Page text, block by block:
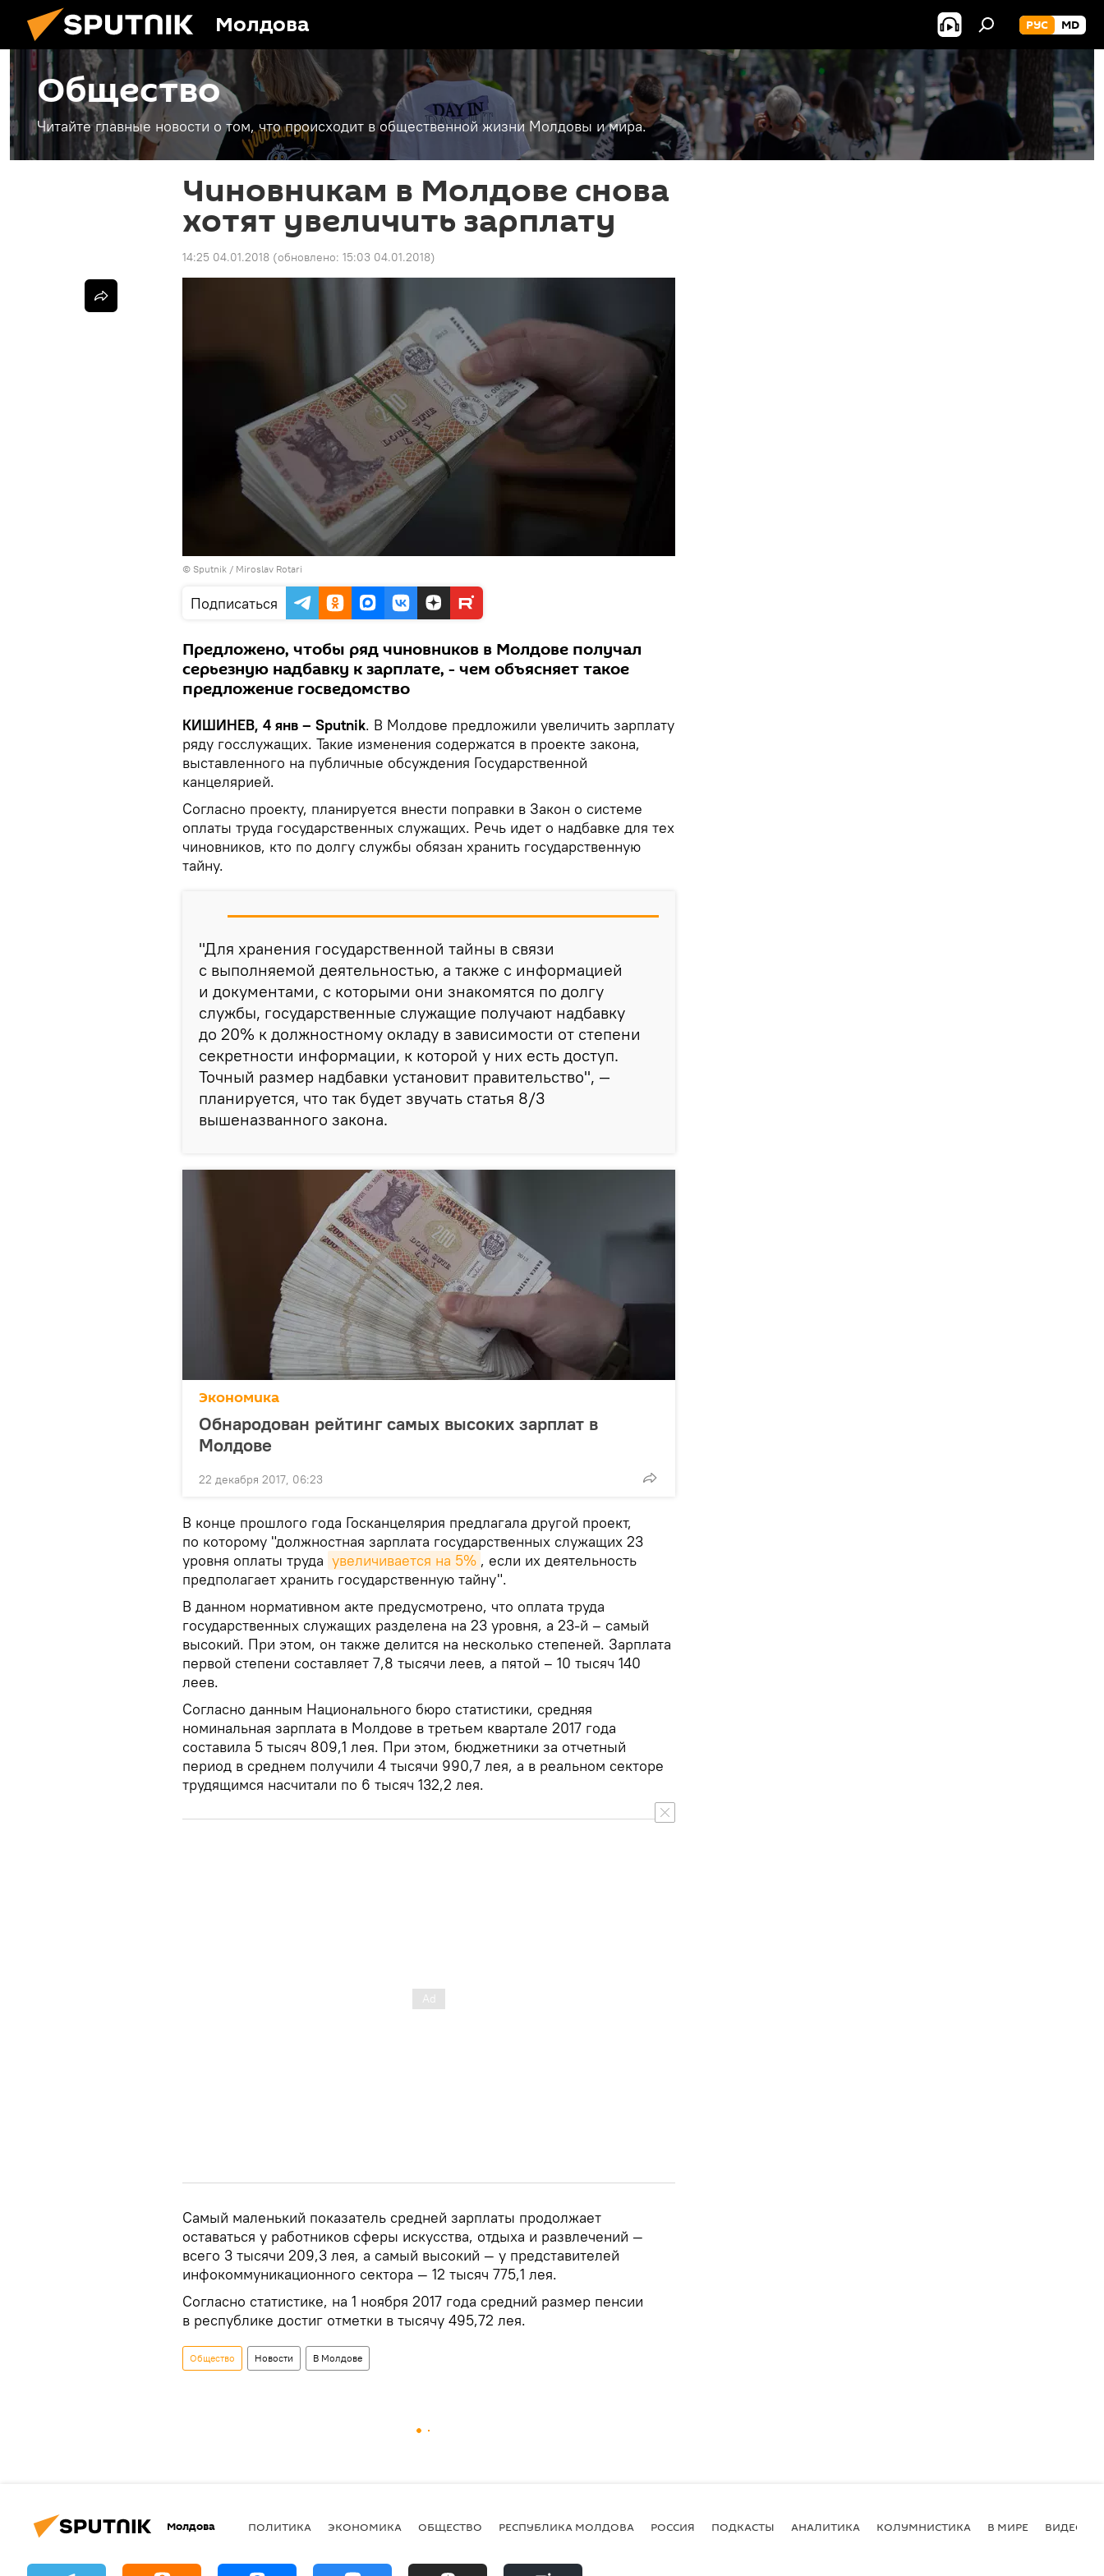
Молдова РУС MD
Общество
Читайте главные новости о том, что происходит в общественной жизни Молдовы и мира.
Чиновникам в Молдове снова
хотят увеличить зарплату
14:25 04.01.2018 (обновлено: 15:03 04.01.2018)
© Sputnik / Miroslav Rotari
Подписаться
Предложено, чтобы ряд чиновников в Молдове получал
серьезную надбавку к зарплате, - чем объясняет такое
предложение госведомство
КИШИНЕВ, 4 янв – Sputnik. В Молдове предложили увеличить зарплату
ряду госслужащих. Такие изменения содержатся в проекте закона,
выставленного на публичные обсуждения Государственной
канцелярией.
Согласно проекту, планируется внести поправки в Закон о системе
оплаты труда государственных служащих. Речь идет о надбавке для тех
чиновников, кто по долгу службы обязан хранить государственную
тайну.
"Для хранения государственной тайны в связи
с выполняемой деятельностью, а также с информацией
и документами, с которыми они знакомятся по долгу
службы, государственные служащие получают надбавку
до 20% к должностному окладу в зависимости от степени
секретности информации, к которой у них есть доступ.
Точный размер надбавки установит правительство", —
планируется, что так будет звучать статья 8/3
вышеназванного закона.
Экономика
Обнародован рейтинг самых высоких зарплат в
Молдове
22 декабря 2017, 06:23
В конце прошлого года Госканцелярия предлагала другой проект,
по которому "должностная зарплата государственных служащих 23
уровня оплаты труда увеличивается на 5% , если их деятельность
предполагает хранить государственную тайну".
В данном нормативном акте предусмотрено, что оплата труда
государственных служащих разделена на 23 уровня, а 23-й – самый
высокий. При этом, он также делится на несколько степеней. Зарплата
первой степени составляет 7,8 тысячи леев, а пятой – 10 тысяч 140
леев.
Согласно данным Национального бюро статистики, средняя
номинальная зарплата в Молдове в третьем квартале 2017 года
составила 5 тысяч 809,1 лея. При этом, бюджетники за отчетный
период в среднем получили 4 тысячи 990,7 лея, а в реальном секторе
трудящимся насчитали по 6 тысяч 132,2 лея.
Самый маленький показатель средней зарплаты продолжает
оставаться у работников сферы искусства, отдыха и развлечений —
всего 3 тысячи 209,3 лея, а самый высокий — у представителей
инфокоммуникационного сектора — 12 тысяч 775,1 лея.
Согласно статистике, на 1 ноября 2017 года средний размер пенсии
в республике достиг отметки в тысячу 495,72 лея.
Общество Новости В Молдове
Молдова ПОЛИТИКА ЭКОНОМИКА ОБЩЕСТВО РЕСПУБЛИКА МОЛДОВА РОССИЯ ПОДКАСТЫ АНАЛИТИКА КОЛУМНИСТИКА В МИРЕ ВИДЕО